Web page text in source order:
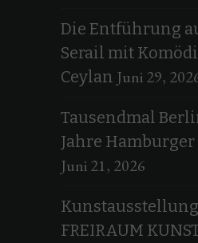
Die Entführung
Serail mit
Ceylan Juni 29,
Tausendmal
Jahre
Juni 21, 2026
Kunstausstellung
FREIRAUM